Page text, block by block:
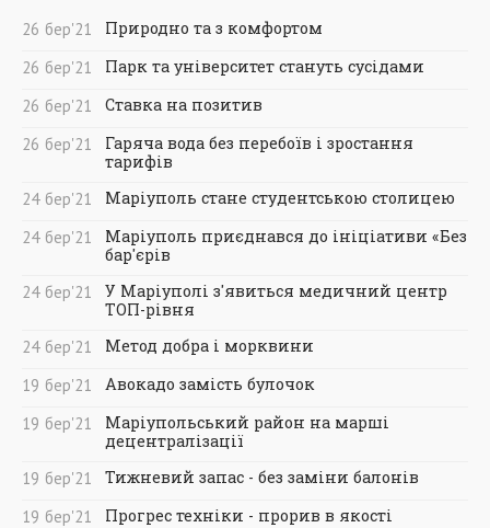
26 бер'21
Природно та з комфортом
26 бер'21
Парк та університет стануть сусідами
26 бер'21
Ставка на позитив
26 бер'21
Гаряча вода без перебоїв і зростання
тарифів
24 бер'21
Маріуполь стане студентською столицею
24 бер'21
Маріуполь приєднався до ініціативи «Без
бар'єрів
24 бер'21
У Маріуполі з'явиться медичний центр
ТОП-рівня
24 бер'21
Метод добра і морквини
19 бер'21
Авокадо замість булочок
19 бер'21
Маріупольський район на марші
децентралізації
19 бер'21
Тижневий запас - без заміни балонів
19 бер'21 Прогрес техніки - прорив в якості